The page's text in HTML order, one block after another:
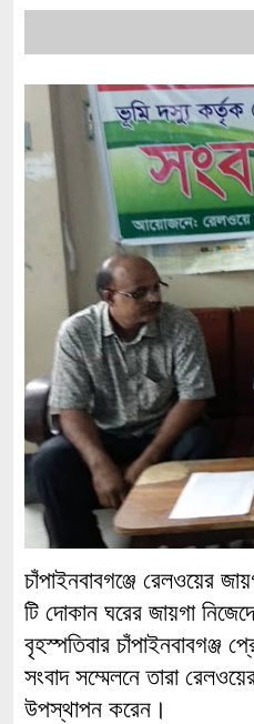
চাঁপাইনবাবগঞ্জে রেলওয়ের
টি দোকান ঘরের জায়গা
বৃহস্পতিবার চাঁপাইনবাবগঞ্জ
সংবাদ সম্মেলনে তারা
উপস্থাপন করেন।